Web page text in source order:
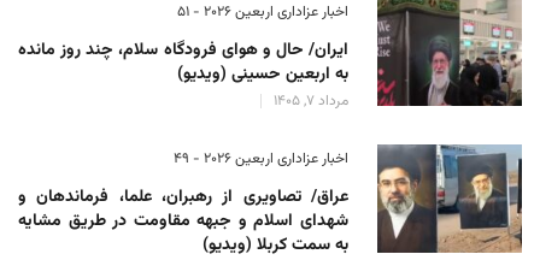
اخبار عزاداری اربعین ۲۰۲۶ - 51
ایران/ حال و هوای فرودگاه سلام، چند روز مانده
به اربعین حسینی (ویدیو)
مرداد 7, 1405
اخبار عزاداری اربعین ۲۰۲۶ - 49
عراق/ تصاویری از رهبران، علما، فرماندهان و
شهدای اسلام و جبهه مقاومت در طریق مشایه
به سمت کربلا (ویدیو)